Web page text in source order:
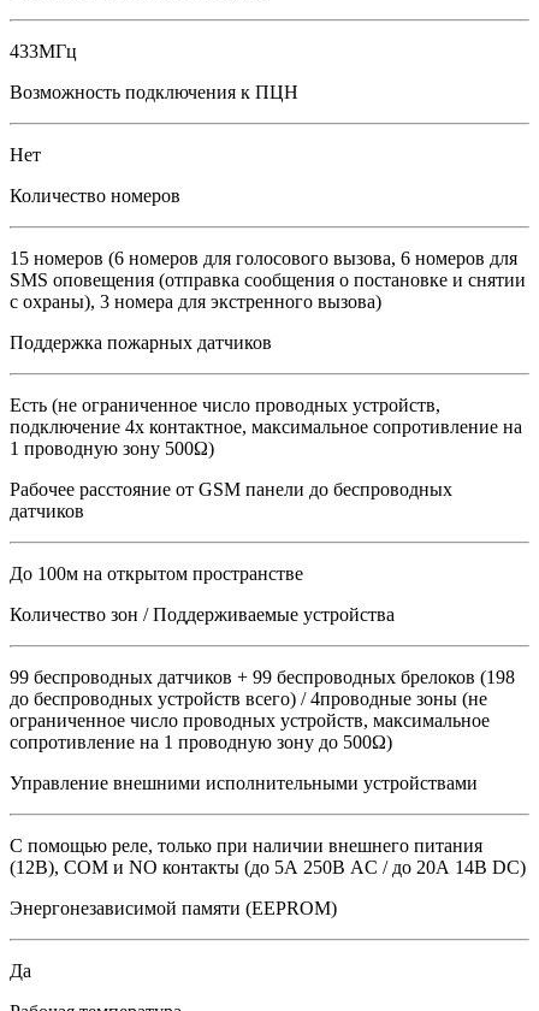
433МГц
Возможность подключения к ПЦН
Нет
Количество номеров
15 номеров (6 номеров для голосового вызова, 6 номеров для
SMS оповещения (отправка сообщения о постановке и снятии
с охраны), 3 номера для экстренного вызова)
Поддержка пожарных датчиков
Есть (не ограниченное число проводных устройств,
подключение 4х контактное, максимальное сопротивление на
1 проводную зону 500Ω)
Рабочее расстояние от GSM панели до беспроводных
датчиков
До 100м на открытом пространстве
Количество зон / Поддерживаемые устройства
99 беспроводных датчиков + 99 беспроводных брелоков (198
до беспроводных устройств всего) / 4проводные зоны (не
ограниченное число проводных устройств, максимальное
сопротивление на 1 проводную зону до 500Ω)
Управление внешними исполнительными устройствами
С помощью реле, только при наличии внешнего питания
(12В), COM и NO контакты (до 5А 250В AC / до 20А 14В DC)
Энергонезависимой памяти (EEPROM)
Да